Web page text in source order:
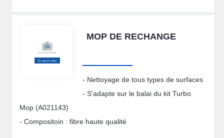
MOP DE RECHANGE
- Nettoyage de tous types de surfaces
- S'adapte sur le balai du kit Turbo
Mop (A021143)
- Compositoin : fibre haute qualité